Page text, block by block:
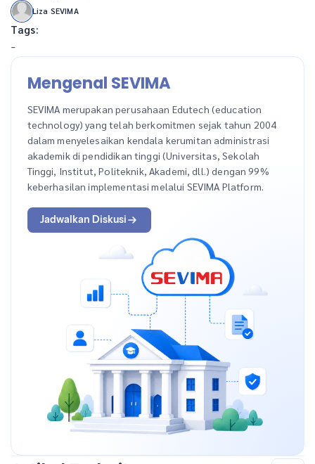
Liza SEVIMA
Tags:
-
Mengenal SEVIMA
SEVIMA merupakan perusahaan Edutech (education
technology) yang telah berkomitmen sejak tahun 2004
dalam menyelesaikan kendala kerumitan administrasi
akademik di pendidikan tinggi (Universitas, Sekolah
Tinggi, Institut, Politeknik, Akademi, dll.) dengan 99%
keberhasilan implementasi melalui SEVIMA Platform.
Jadwalkan Diskusi